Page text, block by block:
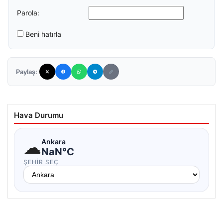
Parola:
Beni hatırla
Paylaş:
Hava Durumu
☁Ankara
NaN°C
ŞEHIR SEÇ